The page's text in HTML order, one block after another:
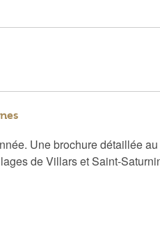
Une brochure détaillée
de Villars et Saint-